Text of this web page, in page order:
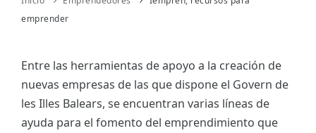
emprender
Entre las herramientas de apoyo a la creación de
nuevas empresas de las que dispone el Govern de
les Illes Balears, se encuentran varias líneas de
ayuda para el fomento del emprendimiento que